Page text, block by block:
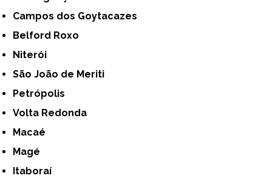
Campos dos Goytacazes
Belford Roxo
Niterói
São João de Meriti
Petrópolis
Volta Redonda
Macaé
Magé
Itaboraí